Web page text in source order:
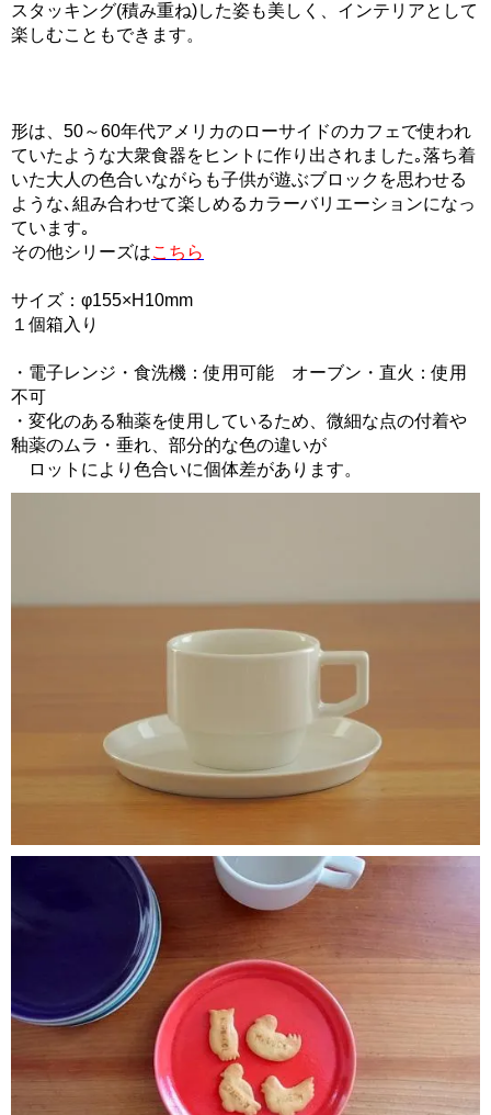
スタッキング(積み重ね)した姿も美しく、インテリアとして
楽しむこともできます。
形は、50～60年代アメリカのローサイドのカフェで使われ
ていたような大衆食器をヒントに作り出されました｡落ち着
いた大人の色合いながらも子供が遊ぶブロックを思わせる
ような､組み合わせて楽しめるカラーバリエーションになっ
ています｡
その他シリーズはこちら
サイズ：φ155×H10mm
１個箱入り
・電子レンジ・食洗機：使用可能 オーブン・直火：使用
不可
・変化のある釉薬を使用しているため、微細な点の付着や
釉薬のムラ・垂れ、部分的な色の違いが
ロットにより色合いに個体差があります。